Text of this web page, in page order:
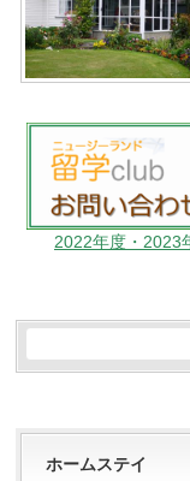
2022年度・2023
ホームステイ